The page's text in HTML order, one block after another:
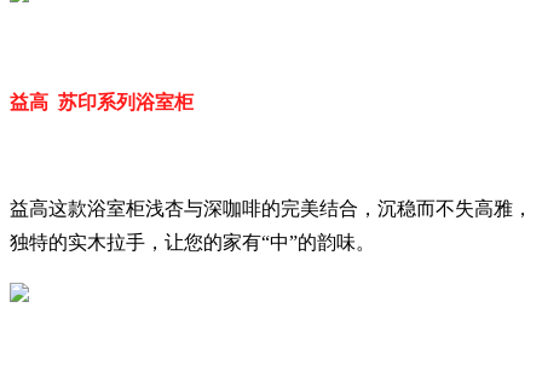
益高 苏印系列浴室柜
益高这款浴室柜浅杏与深咖啡的完美结合，沉稳而不失高雅，
独特的实木拉手，让您的家有“中”的韵味。